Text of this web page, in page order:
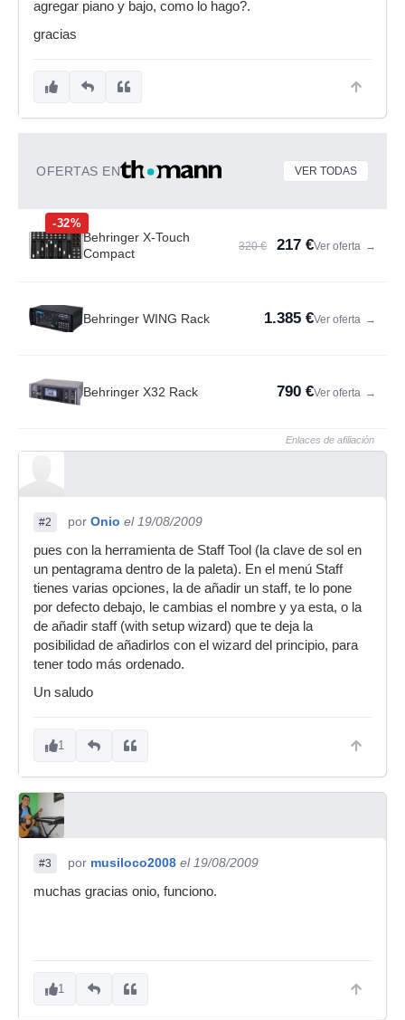
agregar piano y bajo, como lo hago?.
gracias
OFERTAS EN VER TODAS
-32%
Behringer X-Touch
Compact
320 € 217 €Ver oferta →
Behringer WING Rack 1.385 €Ver oferta →
Behringer X32 Rack 790 €Ver oferta →
Enlaces de afiliación
#2 por Onio el 19/08/2009
pues con la herramienta de Staff Tool (la clave de sol en
un pentagrama dentro de la paleta). En el menú Staff
tienes varias opciones, la de añadir un staff, te lo pone
por defecto debajo, le cambias el nombre y ya esta, o la
de añadir staff (with setup wizard) que te deja la
posibilidad de añadirlos con el wizard del principio, para
tener todo más ordenado.
Un saludo
1
#3 por musiloco2008 el 19/08/2009
muchas gracias onio, funciono.
1